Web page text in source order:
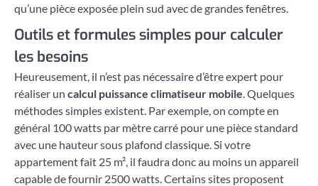
qu’une pièce exposée plein sud avec de grandes fenêtres.
Outils et formules simples pour calculer
les besoins
Heureusement, il n’est pas nécessaire d’être expert pour
réaliser un calcul puissance climatiseur mobile . Quelques
méthodes simples existent. Par exemple, on compte en
général 100 watts par mètre carré pour une pièce standard
avec une hauteur sous plafond classique. Si votre
appartement fait 25 m², il faudra donc au moins un appareil
capable de fournir 2500 watts. Certains sites proposent